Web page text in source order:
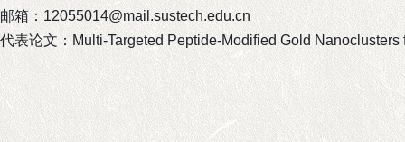
邮箱： 12055014@mail.sustech.edu.cn
代表论文： Multi‐Targeted Peptide‐Modified Gold